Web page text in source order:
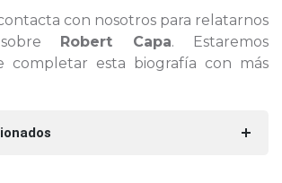
con nosotros para relatarnos
Robert Capa. Estaremos
completar esta biografía con más